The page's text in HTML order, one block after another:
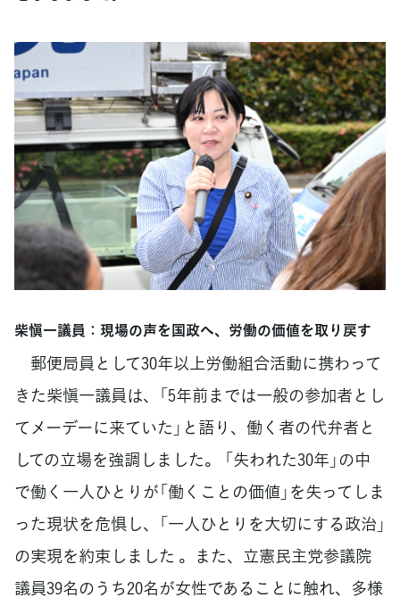
柴愼一議員：現場の声を国政へ、労働の価値を取り戻す
郵便局員として30年以上労働組合活動に携わって
きた柴愼一議員は、「5年前までは一般の参加者とし
てメーデーに来ていた」と語り、働く者の代弁者と
しての立場を強調しました。 「失われた30年」の中
で働く一人ひとりが「働くことの価値」を失ってしま
った現状を危惧し、「一人ひとりを大切にする政治」
の実現を約束しました 。また、立憲民主党参議院
議員39名のうち20名が女性であることに触れ、多様